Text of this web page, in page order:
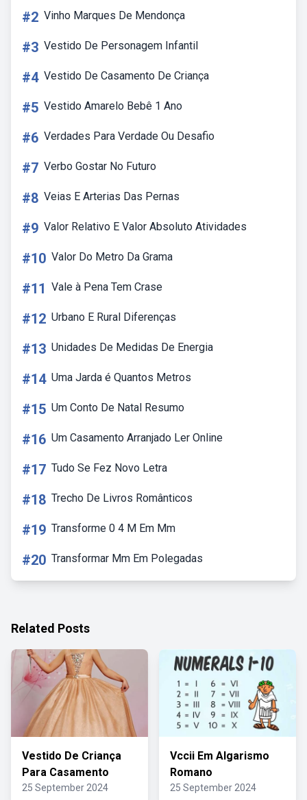
#2 Vinho Marques De Mendonça
#3 Vestido De Personagem Infantil
#4 Vestido De Casamento De Criança
#5 Vestido Amarelo Bebê 1 Ano
#6 Verdades Para Verdade Ou Desafio
#7 Verbo Gostar No Futuro
#8 Veias E Arterias Das Pernas
#9 Valor Relativo E Valor Absoluto Atividades
#10 Valor Do Metro Da Grama
#11 Vale à Pena Tem Crase
#12 Urbano E Rural Diferenças
#13 Unidades De Medidas De Energia
#14 Uma Jarda é Quantos Metros
#15 Um Conto De Natal Resumo
#16 Um Casamento Arranjado Ler Online
#17 Tudo Se Fez Novo Letra
#18 Trecho De Livros Românticos
#19 Transforme 0 4 M Em Mm
#20 Transformar Mm Em Polegadas
Related Posts
Vestido De Criança
Para Casamento
25 September 2024
Vccii Em Algarismo
Romano
25 September 2024